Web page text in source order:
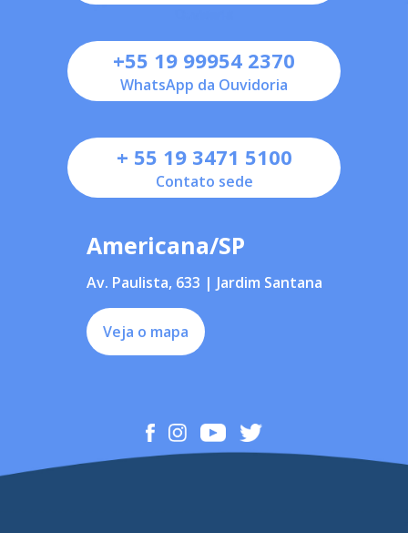
+55 19 99954 2370
WhatsApp da Ouvidoria
+ 55 19 3471 5100
Contato sede
Americana/SP
Av. Paulista, 633 | Jardim Santana
Veja o mapa